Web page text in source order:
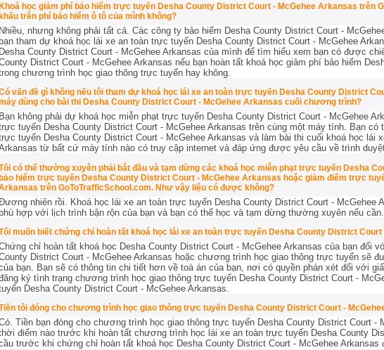
Khoá học giảm phí bảo hiểm trực tuyến Desha County District Court - McGehee Arkansas trên
khấu trên phí bảo hiểm ô tô của mình không?
Nhiều, nhưng không phải tất cả. Các công ty bảo hiểm Desha County District Court -
bạn tham dự khoá học lái xe an toàn trực tuyến Desha County District Court - McGehee
Desha County District Court - McGehee Arkansas của mình để tìm hiểu xem bạn có được
District Court - McGehee Arkansas nếu bạn hoàn tất khoá học giảm phí bảo hiểm
chương trình học giao thông trực tuyến hay không.
vấn đề gì không nếu tôi tham dự khoá học lái xe an toàn trực tuyến Desha County District
dùng cho bài thi Desha County District Court - McGehee Arkansas cuối chương trình?
Bạn không phải dự khoá học miễn phạt trực tuyến Desha County District Court - McGehee
tuyến Desha County District Court - McGehee Arkansas trên cùng một máy tính. Bạn
tuyến Desha County District Court - McGehee Arkansas và làm bài thi cuối khoá học lái
từ bất cứ máy tính nào có truy cập internet và đáp ứng được yêu cầu về trình
có thể thường xuyên phải bắt đầu và tạm dừng các khoá học miễn phạt trực tuyến Desha
hiểm trực tuyến Desha County District Court - McGehee Arkansas hoặc giảm điểm trực
trên GoToTrafficSchool.com. Như vậy liệu có được không?
nhiên rồi. Khoá học lái xe an toàn trực tuyến Desha County District Court - McGehee
hợp với lịch trình bận rộn của bạn và bạn có thể học và tạm dừng thường xuyên nếu cần.
muốn biết chứng chỉ hoàn tất khoá học lái xe an toàn trực tuyến Desha County District
chỉ hoàn tất khoá học Desha County District Court - McGehee Arkansas của bạn đối
District Court - McGehee Arkansas hoặc chương trình học giao thông trực tuyến sẽ
bạn. Bạn sẽ có thông tin chi tiết hơn về toà án của bạn, nơi có quyền phán xét đối với
ký tình trạng chương trình học giao thông trực tuyến Desha County District Court -
Desha County District Court - McGehee Arkansas.
tôi đóng cho chương trình học giao thông trực tuyến Desha County District Court -
Tiền bạn đóng cho chương trình học giao thông trực tuyến Desha County District Court -
điểm nào trước khi hoàn tất chương trình học lái xe an toàn trực tuyến Desha County
trước khi chứng chỉ hoàn tất khoá học Desha County District Court - McGehee